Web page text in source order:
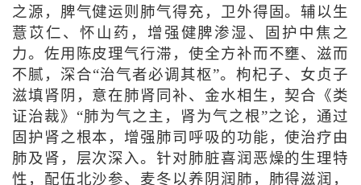
之源，脾气健运则肺气得充，卫外得固。辅以生
薏苡仁、怀山药，增强健脾渗湿、固护中焦之
力。佐用陈皮理气行滞，使全方补而不壅、滋而
不腻，深合“治气者必调其枢”。枸杞子、女贞子
滋填肾阴，意在肺肾同补、金水相生，契合《类
证治裁》“肺为气之主，肾为气之根”之论，通过
固护肾之根本，增强肺司呼吸的功能，使治疗由
肺及肾，层次深入。针对肺脏喜润恶燥的生理特
性，配伍北沙参、麦冬以养阴润肺，肺得滋润，